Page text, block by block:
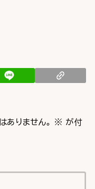
ありません。 ※ が付